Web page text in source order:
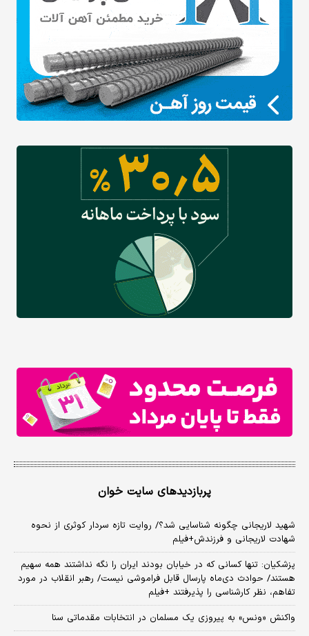
پربازدیدهای سایت خوان
شهید لاریجانی چگونه شناسایی شد؟/ روایت تازه سردار کوثری از نحوه
شهادت لاریجانی و فرزندش+فیلم
پزشکیان: تنها کسانی که در خیابان بودند ایران را نگه نداشتند همه سهیم
هستند/ حوادث دی‌ماه پارسال قابل فراموشی نیست/ رهبر انقلاب در مورد
تفاهم، نظر کارشناسی را پذیرفتند +فیلم
واکنش «ونس» به پیروزی یک مسلمان در انتخابات مقدماتی سنا